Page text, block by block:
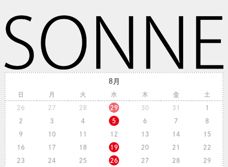
8月
日 月 火 水 木 金 土
26 27 28 29 30 31 1
2 3 4 5 6 7 8
9 10 11 12 13 14 15
16 17 18 19 20 21 22
23 24 25 26 27 28 29